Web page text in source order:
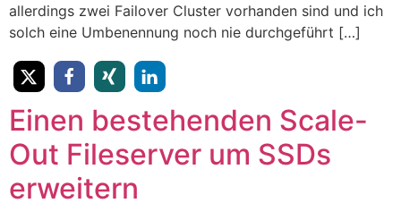
allerdings zwei Failover Cluster vorhanden sind und ich
solch eine Umbenennung noch nie durchgeführt […]
Einen bestehenden Scale-
Out Fileserver um SSDs
erweitern